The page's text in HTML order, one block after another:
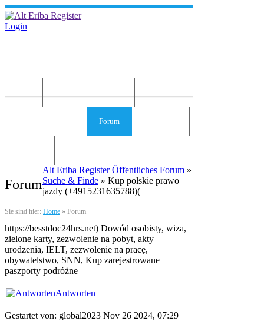
Login
Forum
Forum
Sie sind hier: Home » Forum
Alt Eriba Register Öffentliches Forum »
Suche & Finde » Kup polskie prawo
jazdy (+4915231635788)(
https://besstdoc24hrs.net) Dowód osobisty, wiza,
zielone karty, zezwolenie na pobyt, akty
urodzenia, IELT, zezwolenie na pracę,
obywatelstwo, SNN, Kup zarejestrowane
paszporty podróżne
Antworten
Gestartet von: global2023 Nov 26 2024, 07:29